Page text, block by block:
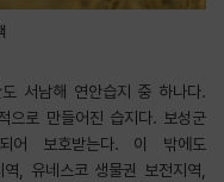
서남해 연안습지 중 하나다.
으로 만들어진 습지다. 보성군
어 보호받는다. 이 밖에도
, 유네스코 생물권 보전지역,